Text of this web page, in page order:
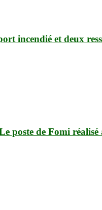
incendié et deux
poste de Fomi réalisé